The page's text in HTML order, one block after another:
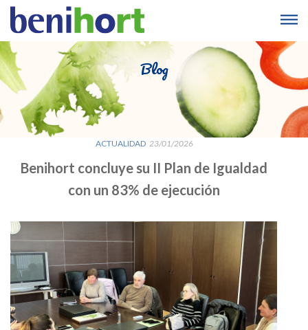
Blog
ACTUALIDAD 23/01/2026
Benihort concluye su II Plan de Igualdad
con un 83% de ejecución